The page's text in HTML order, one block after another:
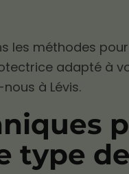
les méthodes
adapté à
à Lévis.
type de